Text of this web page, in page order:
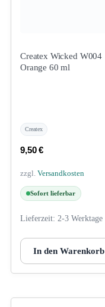
Createx Wicked W004
Orange 60 ml
Createx
9,50€
zzgl. Versandkosten
Sofort lieferbar
Lieferzeit: 2-3 Werktage
In den Warenkorb